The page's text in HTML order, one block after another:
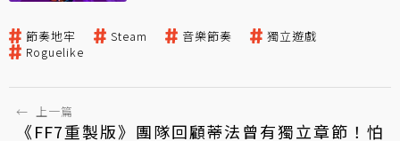
節奏地牢 Steam 音樂節奏
獨立遊戲
Roguelike
← 上一篇
《FF7重製版》團隊回顧蒂法曾有獨立章節！怕